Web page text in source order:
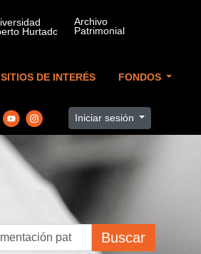
SITIOS DE INTERÉS FONDOS
Iniciar sesión
Buscar